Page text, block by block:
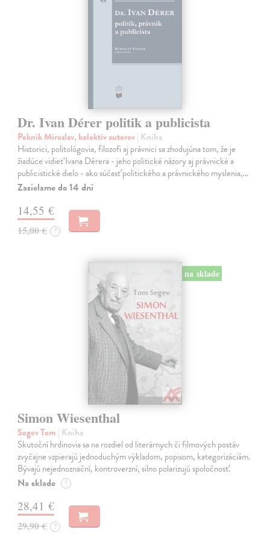
Dr. Ivan Dérer politik a publicista
Pekník Miroslav, kolektív autorov| Kniha
Historici, politológovia, filozofi aj právnici sa zhodujúna tom, že je
žiadúce vidieť Ivana Dérera - jeho politické názory aj právnické a
publicistické dielo - ako súčasť politického a právnického myslenia,…
Zasielame do 14 dní
14,55 €
15,00 € ?
na sklade
Simon Wiesenthal
Segev Tom | Kniha
Skutoční hrdinovia sa na rozdiel od literárnych či filmových postáv
zvyčajne vzpierajú jednoduchým výkladom, popisom, kategorizáciám.
Bývajú nejednoznační, kontroverzní, silno polarizujú spoločnosť.
Na sklade ?
28,41 €
29,90 € ?